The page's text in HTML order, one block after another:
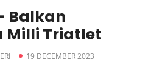
Balkan
Milli Triatlet
19 DECEMBER 2023